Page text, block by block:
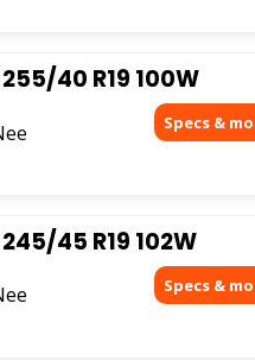
255/40 R19 100W
245/45 R19 102W